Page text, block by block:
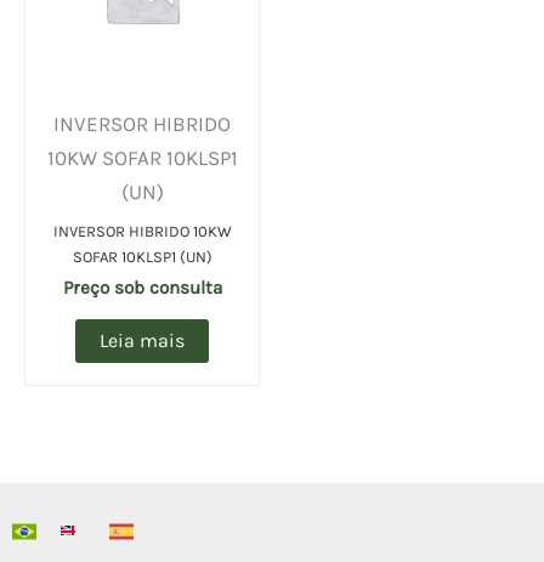
INVERSOR HIBRIDO
10KW SOFAR 10KLSP1
(UN)
INVERSOR HIBRIDO 10KW
SOFAR 10KLSP1 (UN)
Preço sob consulta
Leia mais